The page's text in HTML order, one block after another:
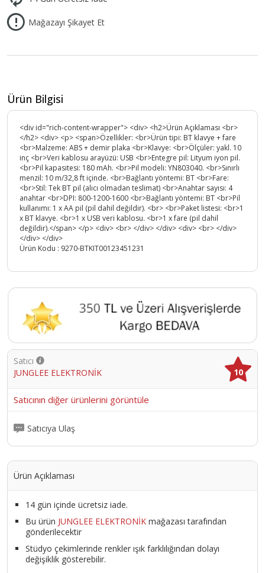
Mağazayı Şikayet Et
Ürün Bilgisi
<div id="rich-content-wrapper"> <div> <h2>Ürün Açıklaması <br>
</h2> <div> <p> <span>Özellikler: <br>Ürün tipi: BT klavye + fare
<br>Malzeme: ABS + demir plaka <br>Klavye: <br>Ölçüler: yakl. 10
inç <br>Veri kablosu arayüzü: USB <br>Entegre pil: Lityum iyon pil.
<br>Pil kapasitesi: 180 mAh. <br>Pil modeli: YN803040. <br>Sınırlı
menzil: 10 m/32,8 ft içinde. <br>Bağlantı yöntemi: BT <br>Fare:
<br>Stil: Tek BT pil (alıcı olmadan teslimat) <br>Anahtar sayısı: 4
anahtar <br>DPI: 800-1200-1600 <br>Bağlantı yöntemi: BT <br>Pil
kullanımı: 1 x AA pil (pil dahil değildir). <br> <br>Paket listesi: <br>1
x BT klavye. <br>1 x USB veri kablosu. <br>1 x fare (pil dahil
değildir).</span> </p> <div> <br> </div> </div> <div> <br> </div>
</div> </div>
Ürün Kodu : 9270-BTKIT00123451231
Satıcı
JUNGLEE ELEKTRONİK
10
Satıcının diğer ürünlerini görüntüle
Satıcıya Ulaş
Ürün Açıklaması
14 gün içinde ücretsiz iade.
Bu ürün JUNGLEE ELEKTRONİK mağazası tarafından
gönderilecektir
Stüdyo çekimlerinde renkler ışık farklılığından dolayı
değişiklik gösterebilir.